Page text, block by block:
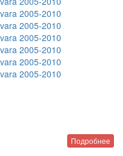
Подробнее